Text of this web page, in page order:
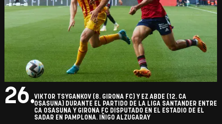
26.VIKTOR TSYGANKOV (8. GIRONA FC) Y EZ ABDE (12. CA
OSASUNA) DURANTE EL PARTIDO DE LA LIGA SANTANDER ENTRE
CA OSASUNA Y GIRONA FC DISPUTADO EN EL ESTADIO DE EL
SADAR EN PAMPLONA. IÑIGO ALZUGARAY